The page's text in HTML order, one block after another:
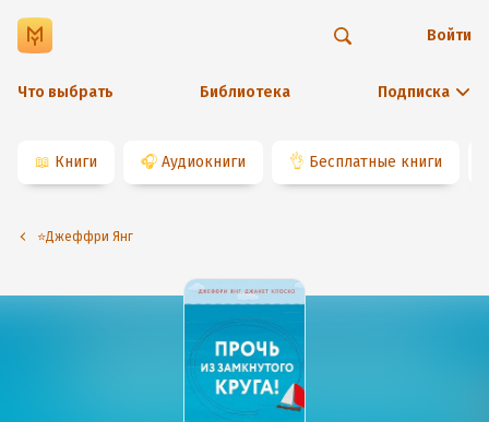
Что выбрать Библиотека Подписка
Войти
📖 Книги 🎧 Аудиокниги 👌 Бесплатные книги
⭐️Джеффри Янг